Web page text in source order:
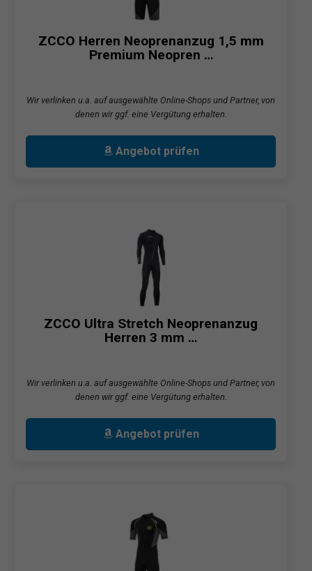
ZCCO Herren Neoprenanzug 1,5 mm
Premium Neopren …
Wir verlinken u.a. auf ausgewählte Online-Shops und Partner, von
denen wir ggf. eine Vergütung erhalten.
Angebot prüfen
ZCCO Ultra Stretch Neoprenanzug
Herren 3 mm …
Wir verlinken u.a. auf ausgewählte Online-Shops und Partner, von
denen wir ggf. eine Vergütung erhalten.
Angebot prüfen